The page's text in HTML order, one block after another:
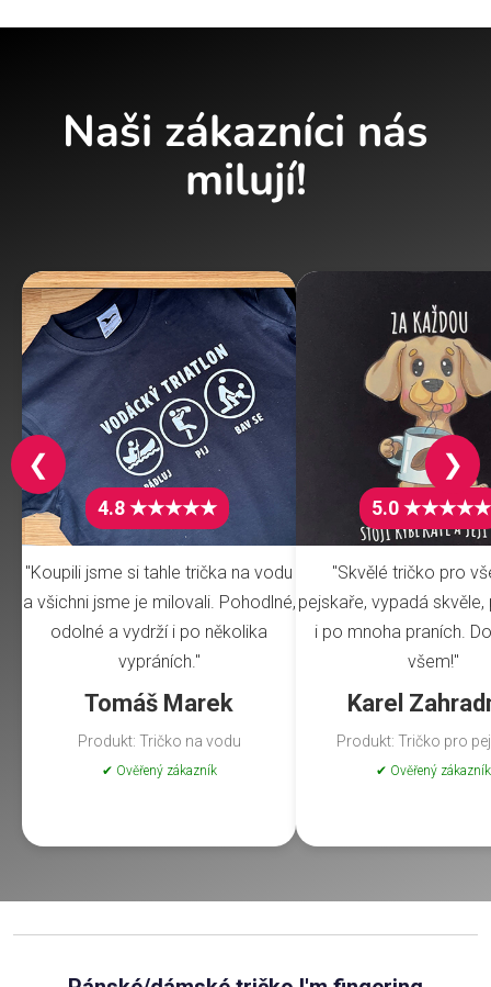
Naši zákazníci nás
milují!
4.8 ★★★★★
"Koupili jsme si tahle trička na vodu
a všichni jsme je milovali. Pohodlné,
odolné a vydrží i po několika
vypráních."
Tomáš Marek
Produkt: Tričko na vodu
✔ Ověřený zákazník
5.0 ★★★★★
"Skvělé tričko pro
pejskaře, vypadá
i po mnoha praních.
všem!"
Karel
Produkt: Tričko pro
✔ Ověřený zákazník
❮ ❯